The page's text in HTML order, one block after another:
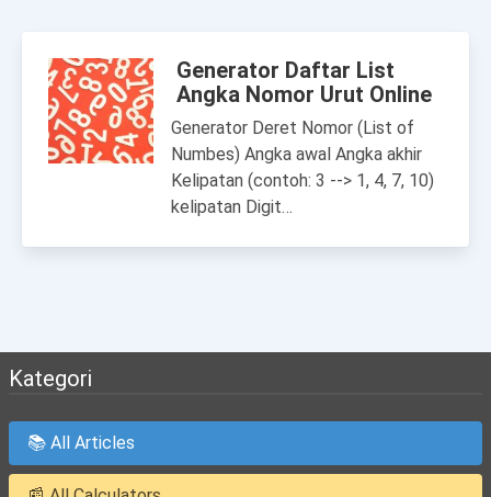
Generator Daftar List
Angka Nomor Urut Online
Generator Deret Nomor (List of
Numbes) Angka awal Angka akhir
Kelipatan (contoh: 3 --> 1, 4, 7, 10)
kelipatan Digit…
Kategori
📚 All Articles